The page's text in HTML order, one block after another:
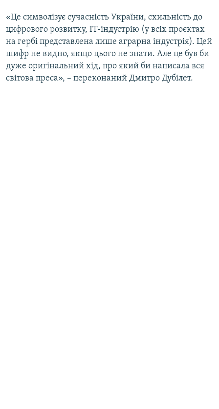
«Це символізує сучасність України, схильність до
цифрового розвитку, ІТ-індустрію (у всіх проєктах
на гербі представлена лише аграрна індустрія). Цей
шифр не видно, якщо цього не знати. Але це був би
дуже оригінальний хід, про який би написала вся
світова преса», – переконаний Дмитро Дубілет.